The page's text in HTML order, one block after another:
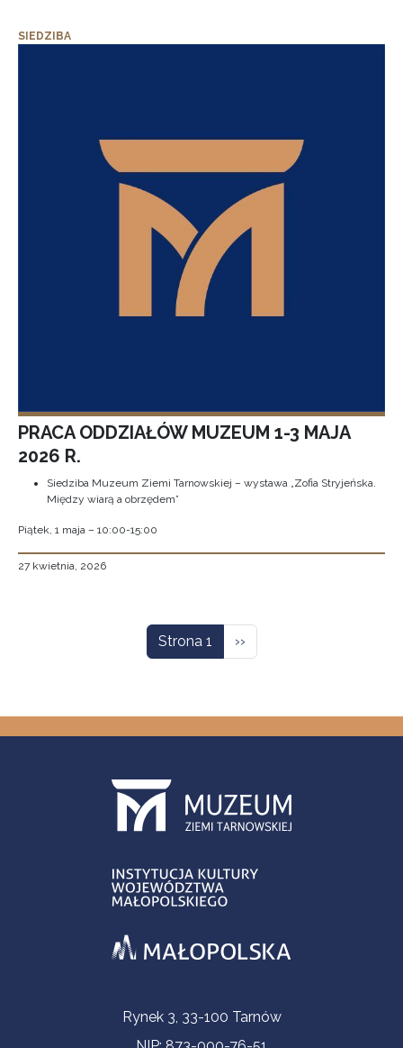
SIEDZIBA
PRACA ODDZIAŁÓW MUZEUM 1-3 MAJA
2026 R.
Siedziba Muzeum Ziemi Tarnowskiej – wystawa „Zofia Stryjeńska.
Między wiarą a obrzędem”
Piątek, 1 maja – 10:00-15:00
27 kwietnia, 2026
Strona 1 Następna strona
››
Informacje kontaktoweRynek 3, 33-100 Tarnów